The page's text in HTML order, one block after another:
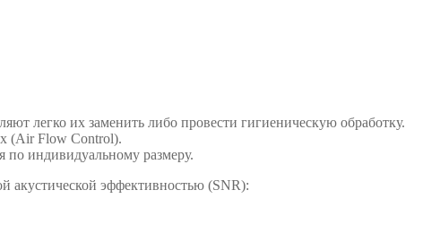
легко их заменить либо провести гигиеническую обработку.
(Air Flow Control).
по индивидуальному размеру.
акустической эффективностью (SNR):